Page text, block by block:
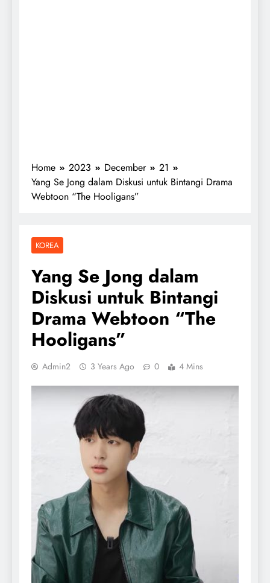
Home 2023 December
21
Yang Se Jong dalam Diskusi untuk Bintangi Drama
Webtoon “The Hooligans”
KOREA
Yang Se Jong dalam
Diskusi untuk Bintangi
Drama Webtoon “The
Hooligans”
Admin2 3 Years Ago 0 4 Mins